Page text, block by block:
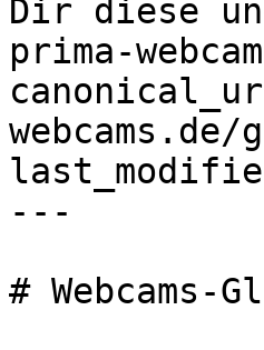
Dir diese
prima-
---
#